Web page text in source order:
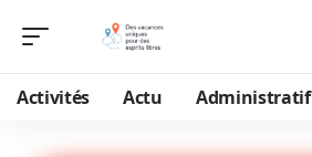
Activités Actu Administratif